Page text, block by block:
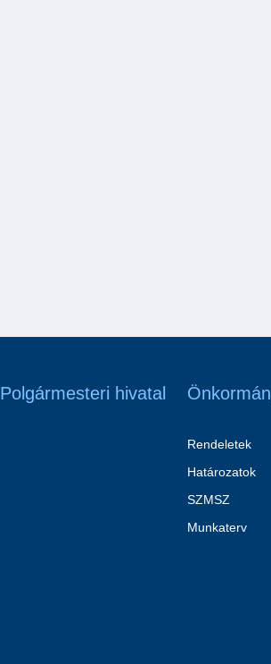
Polgármesteri hivatal
Rendeletek
Határozatok
SZMSZ
Munkaterv